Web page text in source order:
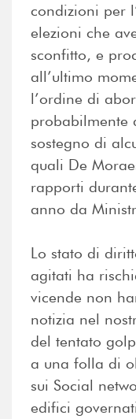
condizioni per
elezioni che
sconfitto, e
all’ultimo
l’ordine di
probabilmente
sostegno di
quali De
rapporti
anno da
Lo stato di
agitati ha
vicende non
notizia nel
del tentato
a una folla di
sui Social
edifici